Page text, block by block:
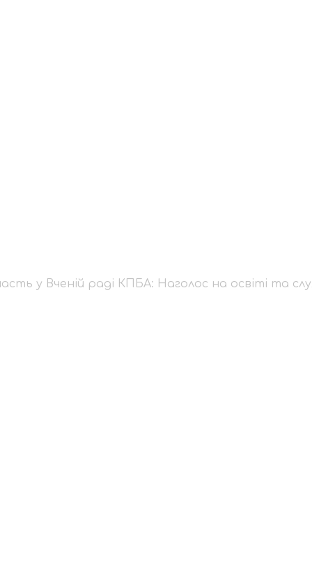
участь у Вченій
у важкі
у Вченій раді КПБА: Наголос на освіті та